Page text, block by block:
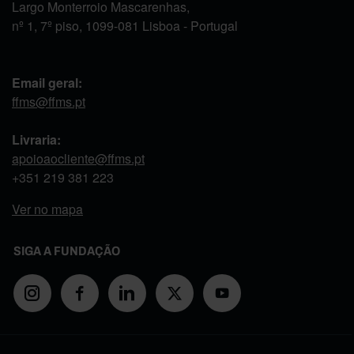
Largo Monterroio Mascarenhas,
nº 1, 7º piso, 1099-081 Lisboa - Portugal
Email geral:
ffms@ffms.pt
Livraria:
apoioaocliente@ffms.pt
+351 219 381 223
Ver no mapa
SIGA A FUNDAÇÃO